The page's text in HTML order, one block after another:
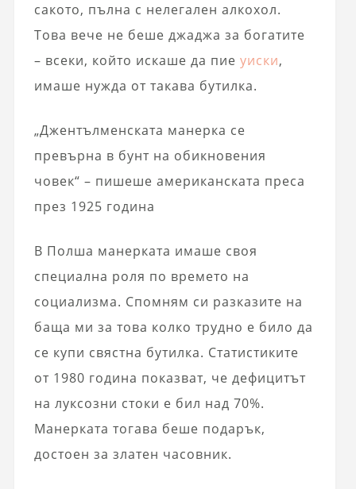
сакото, пълна с нелегален алкохол.
Това вече не беше джаджа за богатите
– всеки, който искаше да пие уиски,
имаше нужда от такава бутилка.
„Джентълменската манерка се
превърна в бунт на обикновения
човек“ – пишеше американската преса
през 1925 година
В Полша манерката имаше своя
специална роля по времето на
социализма. Спомням си разказите на
баща ми за това колко трудно е било да
се купи свястна бутилка. Статистиките
от 1980 година показват, че дефицитът
на луксозни стоки е бил над 70%.
Манерката тогава беше подарък,
достоен за златен часовник.